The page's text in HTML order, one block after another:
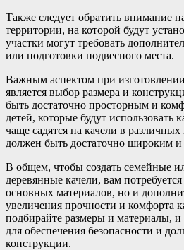
Также следует обратить внимание
территории, на которой будут
участки могут требовать
или подготовки подвесного места.
Важным аспектом при
является выбор размера и
быть достаточно просторным и
детей, которые будут использовать
чаще садятся на качели в
должен быть достаточно широким
В общем, чтобы создать семейные
деревянные качели, вам
основных материалов, но и
увеличения прочности и комфорта
подбирайте размеры и материалы,
для обеспечения безопасности и
конструкции.